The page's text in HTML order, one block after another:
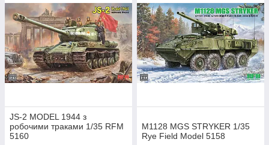
JS-2 MODEL 1944 з
робочими траками 1/35 RFM
5160
M1128 MGS STRYKER 1/35
Rye Field Model 5158